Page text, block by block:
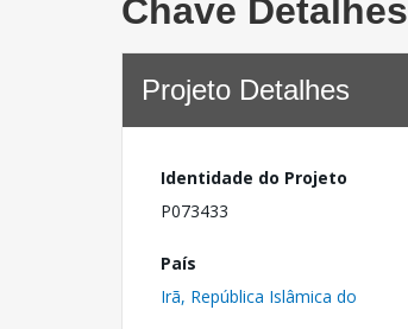
Chave Detalhes
Projeto Detalhes
Identidade do Projeto
P073433
País
Irã, República Islâmica do